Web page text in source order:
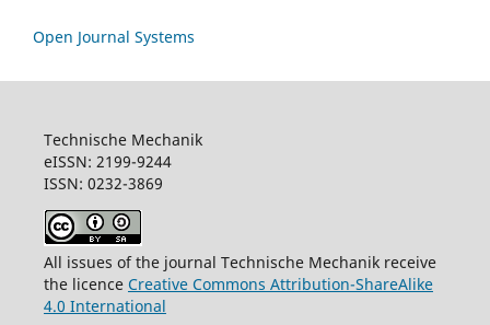
Open Journal Systems
Technische Mechanik
eISSN: 2199-9244
ISSN: 0232-3869
All issues of the journal Technische Mechanik receive
the licence Creative Commons Attribution-ShareAlike
4.0 International